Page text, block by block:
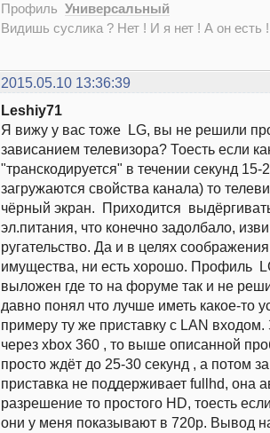
Профиль Универсальный
Видишь суслика ? Нет ! И я нет ! А он есть
2015.05.10 13:36:39
Leshiy71
Я вижу у вас тоже LG, вы не решили
зависанием телевизора? Тоесть если
"транскодируется" в течении секунд
загружаются свойства канала) то
чёрный экран. Приходится
эл.питания, что конечно задолбало,
ругательство. Да и в целях
имущества, ни есть хорошо. Профиль
выложен где то на форуме так и не
давно понял что лучше иметь какое-то
примеру ту же приставку с LAN
через xbox 360 , то выше описанной
просто ждёт до 25-30 секунд , а потом
приставка не поддерживает fullhd, она
разрешение то простого HD, тоесть
они у меня показывают в 720p. Вывод